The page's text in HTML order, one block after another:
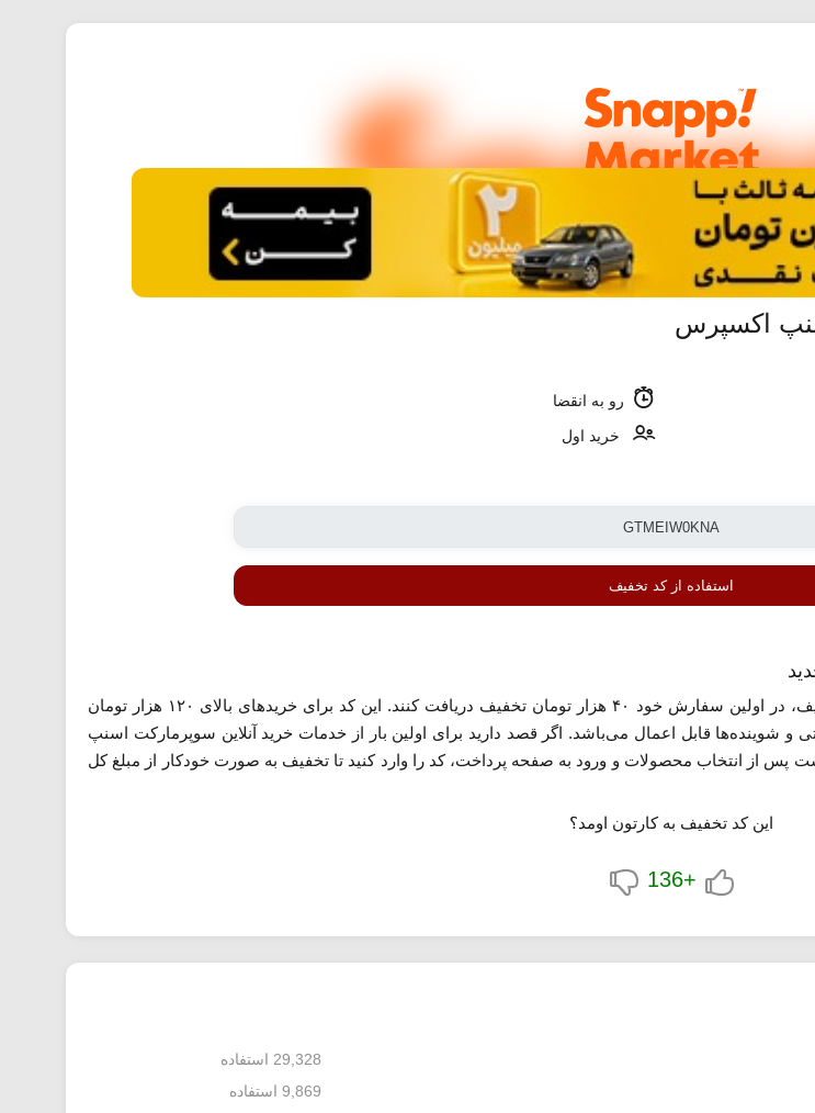
رو به انقضا
خرید اول
استفاده از کد تخفیف
کاربران جدید اسنپ اکسپرس می‌توانند با استفاده از این کد تخفیف، در اولین سفارش خود ۴۰ هزار تومان تخفیف دریافت کنند. این کد برای خریدهای بالای ۱۲۰ هزار تومان
شوینده‌ها قابل اعمال می‌باشد. اگر قصد دارید برای اولین بار از خدمات خرید آنلاین سوپرمارکت اسنپ
از انتخاب محصولات و ورود به صفحه پرداخت، کد را وارد کنید تا تخفیف به صورت خودکار از مبلغ کل
این کد تخفیف به کارتون اومد؟
+136
29,328 استفاده
9,869 استفاده